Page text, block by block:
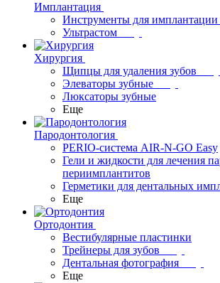
Имплантация
Инструменты для имплантации
Ультрастом
Хирургия
Щипцы для удаления зубов
Элеваторы зубные
Люксаторы зубные
Еще
Пародонтология
PERIO-система AIR-N-GO Easy
Гели и жидкости для лечения
периимплантитов
Герметики для дентальных
Еще
Ортодонтия
Вестибулярные пластинки
Трейнеры для зубов
Дентальная фотография
Еще